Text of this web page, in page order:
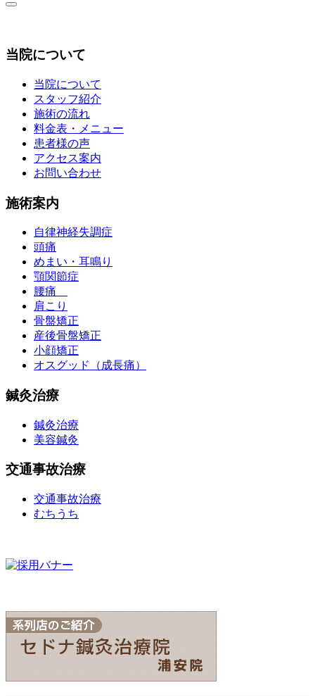
当院について
当院について
スタッフ紹介
施術の流れ
料金表・メニュー
患者様の声
アクセス案内
お問い合わせ
施術案内
自律神経失調症
頭痛
めまい・耳鳴り
顎関節症
腰痛
肩こり
骨盤矯正
産後骨盤矯正
小顔矯正
オスグッド（成長痛）
鍼灸治療
鍼灸治療
美容鍼灸
交通事故治療
交通事故治療
むちうち